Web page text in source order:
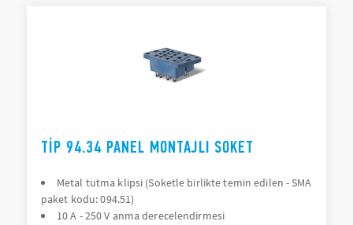
TIP 94.34 PANEL MONTAJLI SOKET
Metal tutma klipsi (Soketle birlikte temin edilen - SMA
paket kodu: 094.51)
10 A - 250 V anma derecelendirmesi